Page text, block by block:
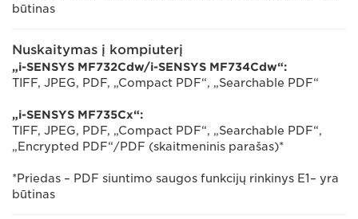
būtinas
Nuskaitymas į kompiuterį
„i-SENSYS MF732Cdw/i-SENSYS MF734Cdw“:
TIFF, JPEG, PDF, „Compact PDF“, „Searchable PDF“
„i-SENSYS MF735Cx“:
TIFF, JPEG, PDF, „Compact PDF“, „Searchable PDF“,
„Encrypted PDF“/PDF (skaitmeninis parašas)*
*Priedas – PDF siuntimo saugos funkcijų rinkinys E1– yra
būtinas